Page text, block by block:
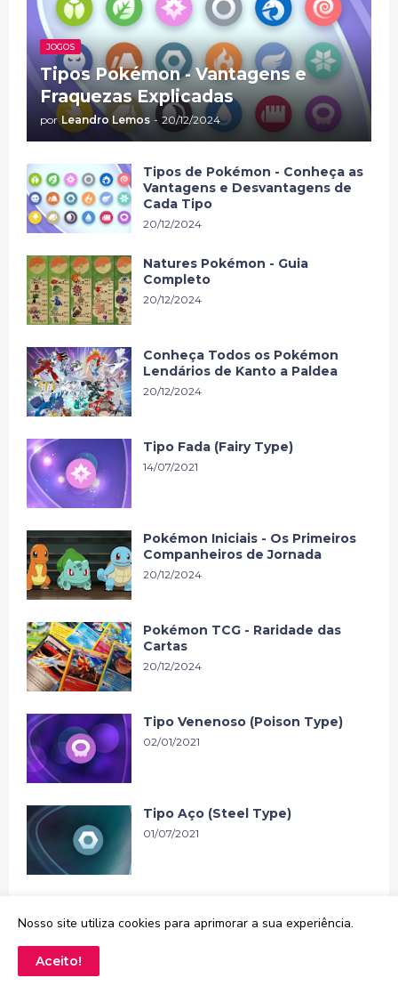
JOGOS
Tipos Pokémon - Vantagens e
Fraquezas Explicadas
por Leandro Lemos - 20/12/2024
Tipos de Pokémon - Conheça as
Vantagens e Desvantagens de
Cada Tipo
20/12/2024
Natures Pokémon - Guia
Completo
20/12/2024
Conheça Todos os Pokémon
Lendários de Kanto a Paldea
20/12/2024
Tipo Fada (Fairy Type)
14/07/2021
Pokémon Iniciais - Os Primeiros
Companheiros de Jornada
20/12/2024
Pokémon TCG - Raridade das
Cartas
20/12/2024
Tipo Venenoso (Poison Type)
02/01/2021
Tipo Aço (Steel Type)
01/07/2021
29/06/2021
Nosso site utiliza cookies para aprimorar a sua experiência.
Aceito!